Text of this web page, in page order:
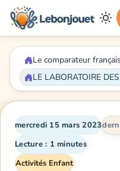
Le comparateur
mercredi 15 mars 2023
Lecture : 1 minutes
Activités Enfant